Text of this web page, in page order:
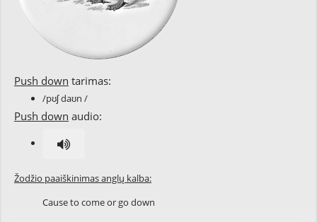
Push down tarimas:
/pʊʃ daʊn /
Push down audio:
Žodžio paaiškinimas anglų kalba:
Cause to come or go down